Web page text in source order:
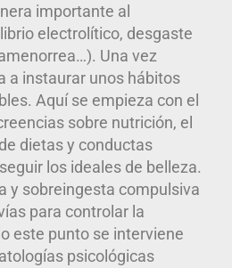
importante al
electrolítico, desgaste
Una vez
a instaurar unos hábitos
Aquí se empieza con el
sobre nutrición, el
dietas y conductas
los ideales de belleza.
y sobreingesta compulsiva
para controlar la
este punto se interviene
psicológicas